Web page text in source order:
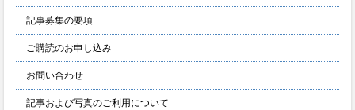
記事募集の要項
ご購読のお申し込み
お問い合わせ
記事および写真のご利用について